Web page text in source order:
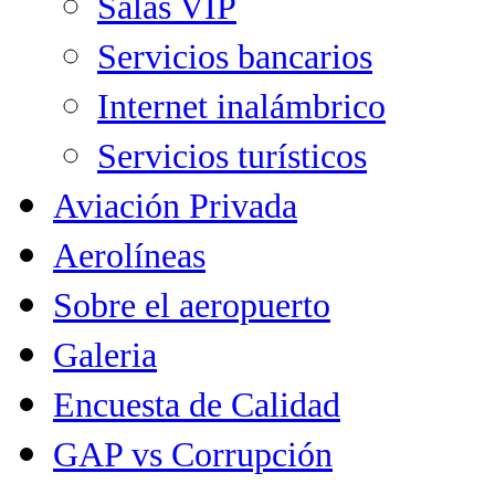
Servicios bancarios
Internet inalámbrico
Servicios turísticos
Aviación Privada
Aerolíneas
Sobre el aeropuerto
Galeria
Encuesta de Calidad
GAP vs Corrupción